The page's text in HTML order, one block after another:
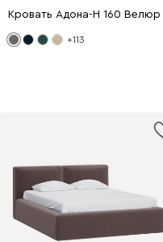
Кровать Адона-Н 160
+113